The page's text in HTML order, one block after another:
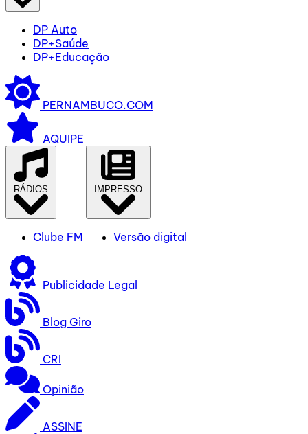
DP Auto
DP+Saúde
DP+Educação
PERNAMBUCO.COM
AQUIPE
RÁDIOS
Clube FM
IMPRESSO
Versão digital
Publicidade Legal
Blog Giro
CRI
Opinião
ASSINE